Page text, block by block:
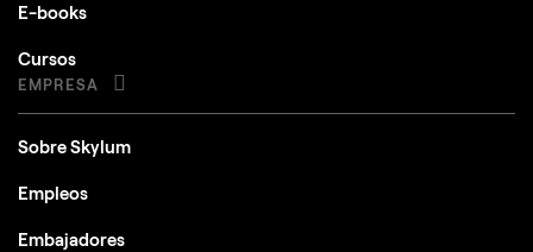
E-books
Cursos
EMPRESA
Sobre Skylum
Empleos
Embajadores